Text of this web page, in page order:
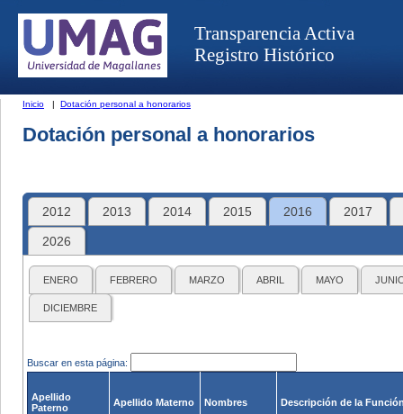
Transparencia Activa
Registro Histórico
Inicio | Dotación personal a honorarios
Dotación personal a honorarios
2012 2013 2014 2015 2016 2017
2026
ENERO FEBRERO MARZO ABRIL MAYO
DICIEMBRE
Buscar en esta página:
Apellido
Paterno
Apellido Materno Nombres Descripción de la